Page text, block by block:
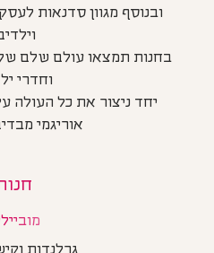
ובנוסף מגוון סדנאות
בחנות תמצאו עולם שלם
וחדרי
יחד ניצור את כל
אוריגמי